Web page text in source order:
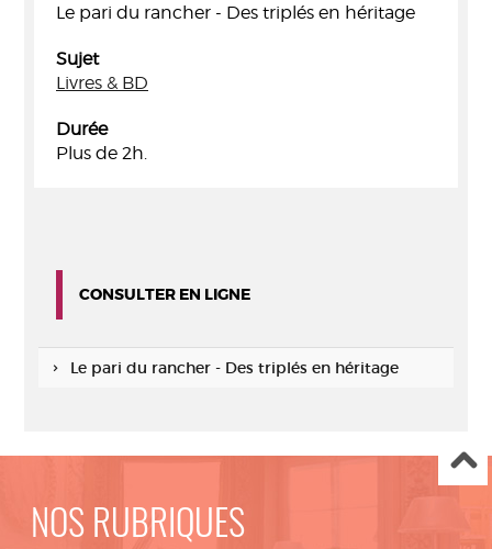
Le pari du rancher - Des triplés en héritage
Sujet
Livres & BD
Durée
Plus de 2h.
CONSULTER EN LIGNE
Le pari du rancher - Des triplés en héritage
NOS RUBRIQUES